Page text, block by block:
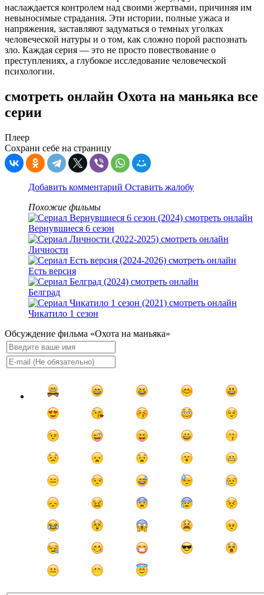
наслаждается контролем над своими жертвами, причиняя им
невыносимые страдания. Эти истории, полные ужаса и
напряжения, заставляют задуматься о темных уголках
человеческой натуры и о том, как сложно порой распознать
зло. Каждая серия — это не просто повествование о
преступлениях, а глубокое исследование человеческой
психологии.
смотреть онлайн Охота на маньяка все
серии
Плеер
Сохрани себе на страницу
Добавить комментарий Оставить жалобу
Похожие фильмы
Вернувшиеся 6 сезон
Личности
Есть версия
Белград
Чикатило 1 сезон
Обсуждение фильма «Охота на маньяка»